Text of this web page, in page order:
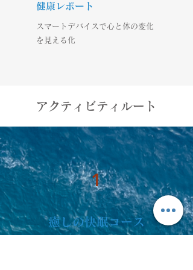
健康レポート
スマートデバイスで心と体の変化
を見える化
アクティビティルート
1
癒しの快眠コース